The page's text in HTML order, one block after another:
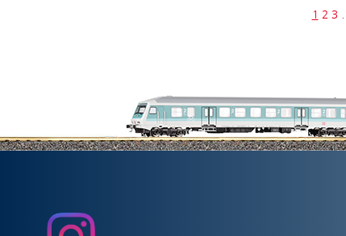
1 2 3